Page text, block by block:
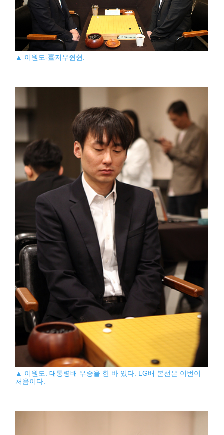
▲ 이원도-臺저우쥔쉰.
▲ 이원도. 대통령배 우승을 한 바 있다. LG배 본선은 이번이
처음이다.